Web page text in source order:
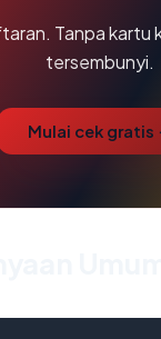
Tanpa kartu
tersembunyi.
Mulai cek gratis